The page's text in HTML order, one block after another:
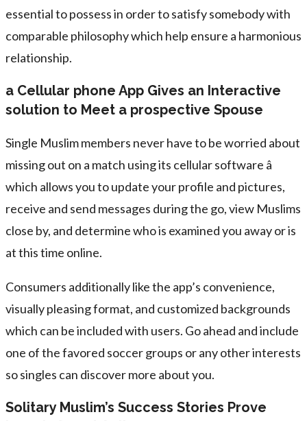
essential to possess in order to satisfy somebody with
comparable philosophy which help ensure a harmonious
relationship.
a Cellular phone App Gives an Interactive
solution to Meet a prospective Spouse
Single Muslim members never have to be worried about
missing out on a match using its cellular software â
which allows you to update your profile and pictures,
receive and send messages during the go, view Muslims
close by, and determine who is examined you away or is
at this time online.
Consumers additionally like the app’s convenience,
visually pleasing format, and customized backgrounds
which can be included with users. Go ahead and include
one of the favored soccer groups or any other interests
so singles can discover more about you.
Solitary Muslim’s Success Stories Prove